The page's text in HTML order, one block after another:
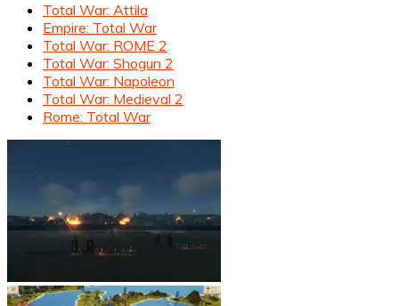
Total War: Attila
Empire: Total War
Total War: ROME 2
Total War: Shogun 2
Total War: Napoleon
Total War: Medieval 2
Rome: Total War